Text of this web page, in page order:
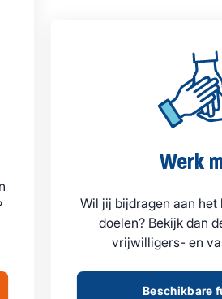
Werk
Wil jij bijdragen aan het
doelen? Bekijk dan
vrijwilligers- en
Beschikbare